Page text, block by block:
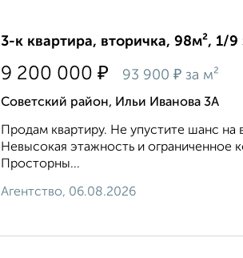
3-к квартира, вторичка, 98м², 1/9
9 200 000 ₽ 93 900 ₽ за м²
Советский район, Ильи Иванова 3А
Продам квартиру. Не упустите шанс на
Невысокая этажность и ограниченное
Просторны...
Агентство, 06.08.2026